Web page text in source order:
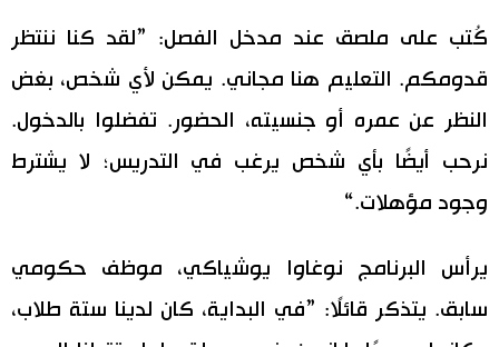
كُتب على ملصق عند مدخل الفصل: ”لقد كنا ننتظر
قدومكم. التعليم هنا مجاني. يمكن لأي شخص، بغض
النظر عن عمره أو جنسيته، الحضور. تفضلوا بالدخول.
نرحب أيضًا بأي شخص يرغب في التدريس؛ لا يشترط
وجود مؤهلات.“
يرأس البرنامج نوغاوا يوشياكي، موظف حكومي
سابق. يتذكر قائلًا: ”في البداية، كان لدينا ستة طلاب،